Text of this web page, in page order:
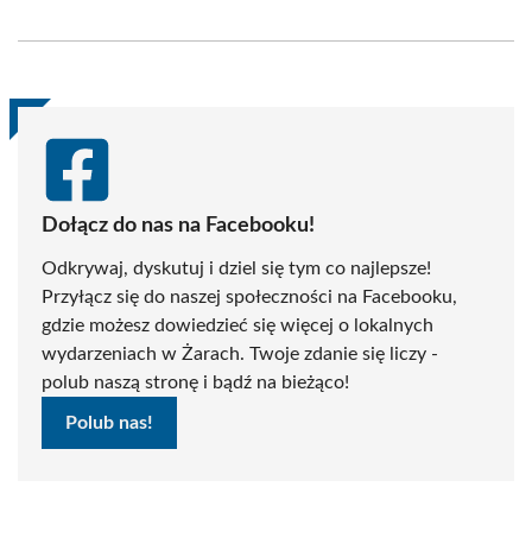
(Twitter)
Dołącz do nas na Facebooku!
Odkrywaj, dyskutuj i dziel się tym co najlepsze!
Przyłącz się do naszej społeczności na Facebooku,
gdzie możesz dowiedzieć się więcej o lokalnych
wydarzeniach w Żarach. Twoje zdanie się liczy -
polub naszą stronę i bądź na bieżąco!
Polub nas!